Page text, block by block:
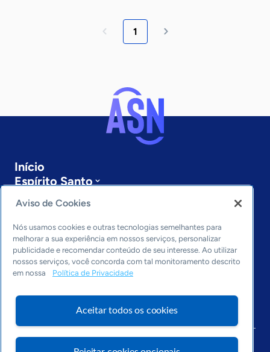
1
Início
Espírito Santo
Últimas notícias
Entre em contato
Editorias
Economia & Política
Inovação & Tecnologia
Arquivo
Aviso de Cookies
Nós usamos cookies e outras tecnologias semelhantes para
melhorar a sua experiência em nossos serviços, personalizar
publicidade e recomendar conteúdo de seu interesse. Ao utilizar
nossos serviços, você concorda com tal monitoramento descrito
em nossa
Política de Privacidade
Aceitar todos os cookies